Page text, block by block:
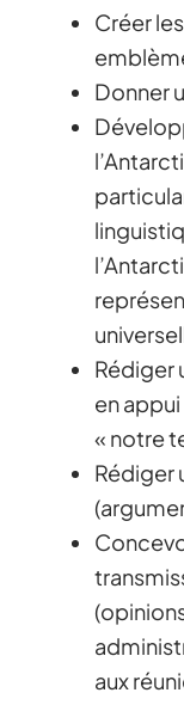
Créer
Donner
Rédiger
en
« notre
Rédiger
aux